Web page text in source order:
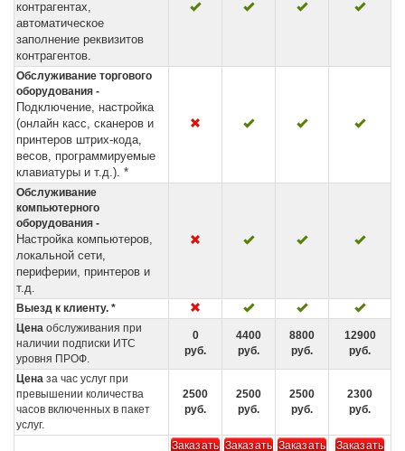
контрагентах,
автоматическое
заполнение реквизитов
контрагентов.
Обслуживание торгового
оборудования -
Подключение, настройка
(онлайн касс, сканеров и
принтеров штрих-кода,
весов, программируемые
клавиатуры и т.д.). *
Обслуживание
компьютерного
оборудования -
Настройка компьютеров,
локальной сети,
периферии, принтеров и
т.д.
Выезд к клиенту. *
Цена обслуживания при
наличии подписки ИТС
уровня ПРОФ.
0
руб.
4400
руб.
8800
руб.
12900
руб.
Цена за час услуг при
превышении количества
часов включенных в пакет
услуг.
2500
руб.
2500
руб.
2500
руб.
2300
руб.
Заказать Заказать Заказать Заказать